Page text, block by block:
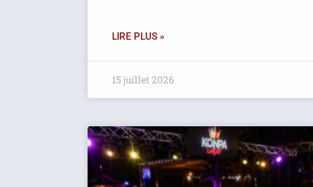
LIRE PLUS »
15 juillet 2026